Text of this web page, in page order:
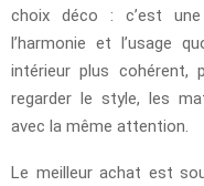
choix déco : c’est
l’harmonie et l’usage
intérieur plus cohérent,
regarder le style, les
avec la même attention.
Le meilleur achat est